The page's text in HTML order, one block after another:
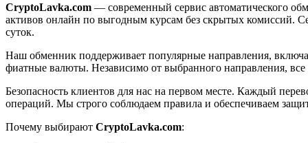
CryptoLavka.com — современный сервис автоматического
активов онлайн по выгодным курсам без скрытых комиссий.
суток.
Наш обменник поддерживает популярные направления,
фиатные валюты. Независимо от выбранного направления,
Безопасность клиентов для нас на первом месте. Каждый
операций. Мы строго соблюдаем правила и обеспечиваем
Почему выбирают CryptoLavka.com: